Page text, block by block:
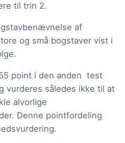
til trin 2.
af
og små bogstaver vist i
point i den anden test
vurderes således ikke til at
alvorlige
Denne pointfordeling